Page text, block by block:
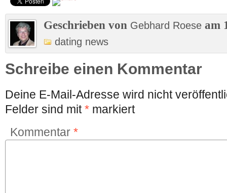
Geschrieben von Gebhard Roese am
dating news
Schreibe einen Kommentar
Deine E-Mail-Adresse wird nicht
Felder sind mit* markiert
Kommentar *